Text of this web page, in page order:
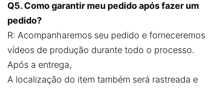
Q5. Como garantir meu pedido após fazer um
pedido?
R: Acompanharemos seu pedido e forneceremos
vídeos de produção durante todo o processo.
Após a entrega,
A localização do item também será rastreada e